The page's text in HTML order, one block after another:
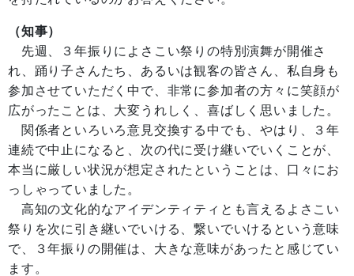
（知事）
先週、３年振りによさこい祭りの特別演舞が開催さ
れ、踊り子さんたち、あるいは観客の皆さん、私自身も
参加させていただく中で、非常に参加者の方々に笑顔が
広がったことは、大変うれしく、喜ばしく思いました。
関係者といろいろ意見交換する中でも、やはり、３年
連続で中止になると、次の代に受け継いでいくことが、
本当に厳しい状況が想定されたということは、口々にお
っしゃっていました。
高知の文化的なアイデンティティとも言えるよさこい
祭りを次に引き継いでいける、繋いでいけるという意味
で、３年振りの開催は、大きな意味があったと感じてい
ます。